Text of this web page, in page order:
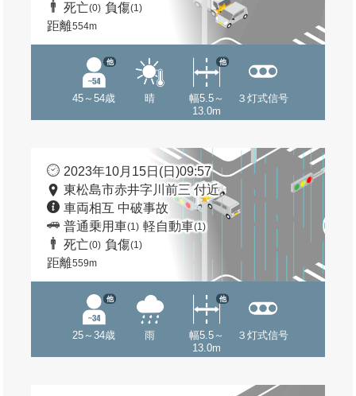
死亡(0) 負傷(1)
距離554m
45～54歳
他
晴
幅5.5～
13.0m
他
３灯式信号
2023年10月15日(日)09:57
東松島市赤井字川前三 付近
車両相互 中破事故
普通乗用車(1) 軽自動車(1)
死亡(0) 負傷(1)
距離559m
25～34歳
他
雨
幅5.5～
13.0m
他
３灯式信号